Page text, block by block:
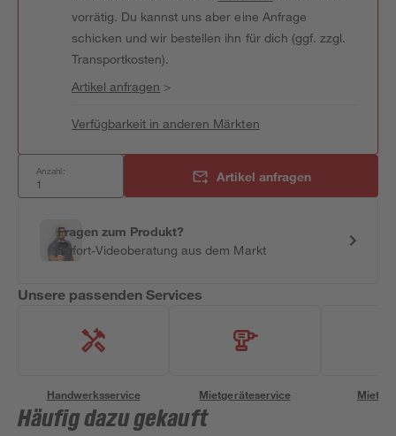
vorrätig. Du kannst uns aber eine Anfrage
schicken und wir bestellen ihn für dich (ggf. zzgl.
Transportkosten).
Artikel anfragen >
Verfügbarkeit in anderen Märkten
Anzahl: Artikel anfragen
Fragen zum Produkt?
Sofort-Videoberatung aus dem Markt
Unsere passenden Services
Handwerksservice Mietgeräteservice
Häufig dazu gekauft